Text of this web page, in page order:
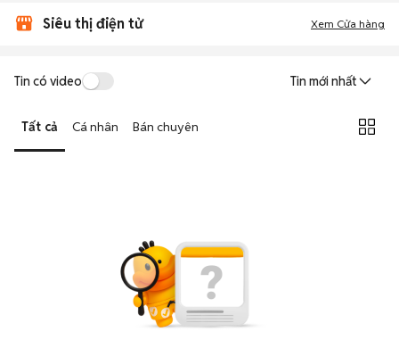
Siêu thị điện tử Xem Cửa hàng
Tin có video Tin mới nhất
Tất cả Cá nhân Bán chuyên